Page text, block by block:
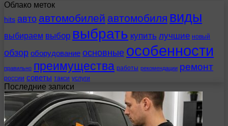
Облако меток
hits авто автомобилей автомобиля виды
выбираем выбор выбрать купить лучшие новый
обзор оборудование основные особенности
правильно преимущества работы рекомендации ремонт
россии советы такси услуги
Последние записи